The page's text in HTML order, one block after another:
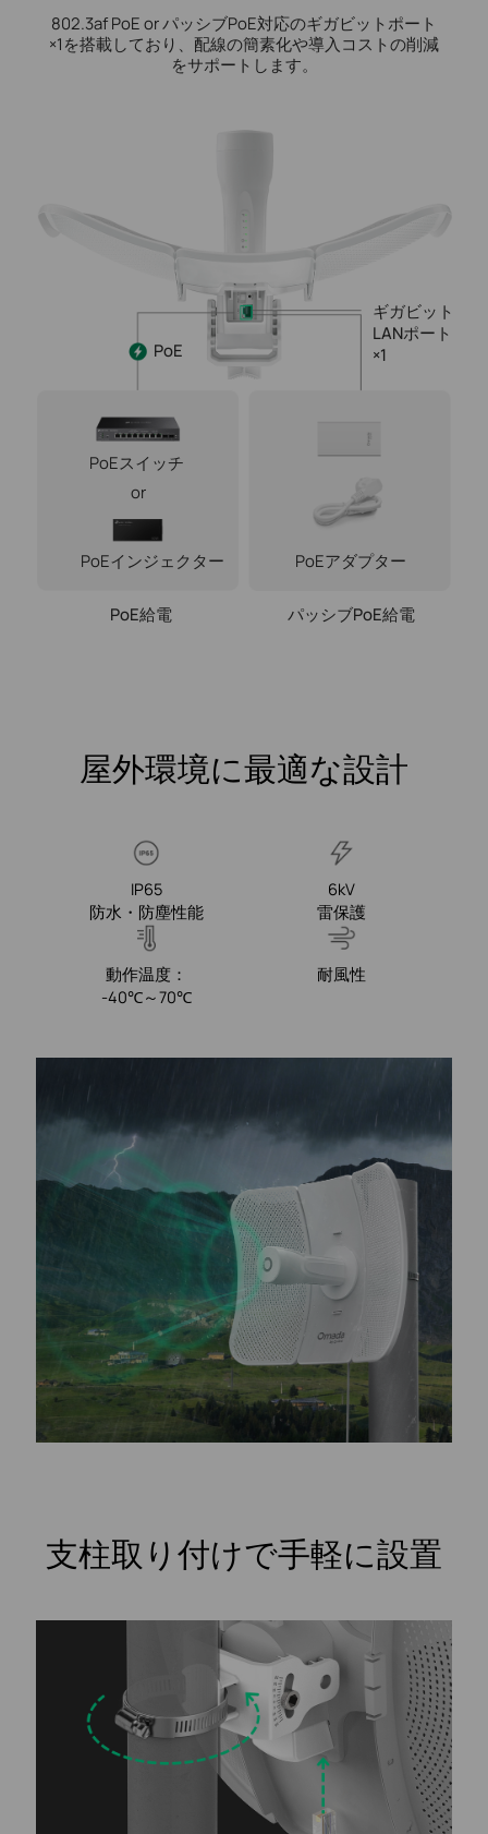
802.3af PoE or パッシブPoE対応のギガビットポート
×1を搭載しており、配線の簡素化や導入コストの削減
をサポートします。
ギガビット
LANポート
×1
PoE
PoEスイッチ
or
PoEインジェクター
PoE給電
PoEアダプター
パッシブPoE給電
屋外環境に最適な設計
IP65
防水・防塵性能
6kV
雷保護
動作温度：
-40℃～70℃
耐風性
支柱取り付けで手軽に設置